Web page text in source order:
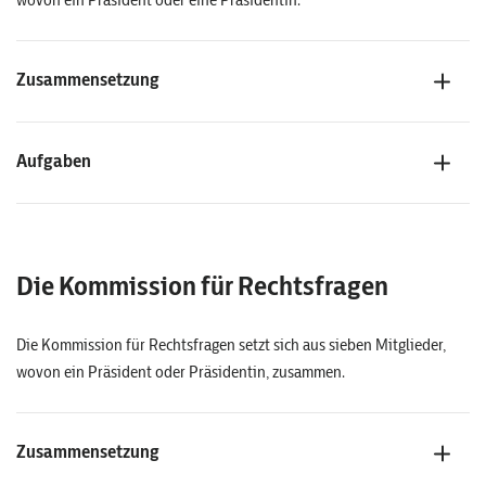
Zusammensetzung
Aufgaben
Die Kommission für Rechtsfragen
Die Kommission für Rechtsfragen setzt sich aus sieben Mitglieder,
wovon ein Präsident oder Präsidentin, zusammen.
Zusammensetzung